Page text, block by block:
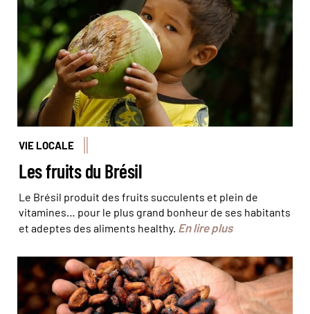
VIE LOCALE
Les fruits du Brésil
Le Brésil produit des fruits succulents et plein de
vitamines… pour le plus grand bonheur de ses habitants
et adeptes des aliments healthy. En lire plus
Les graines de cacao qui sont la base du chocolat ©
dghchocolatier